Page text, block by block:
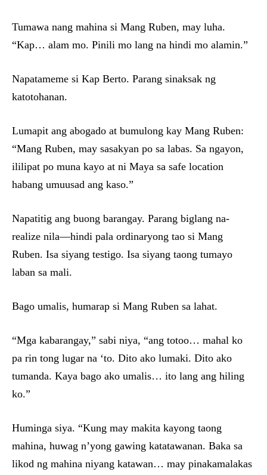
Tumawa nang mahina si Mang Ruben, may luha.
“Kap… alam mo. Pinili mo lang na hindi mo alamin.”
Napatameme si Kap Berto. Parang sinaksak ng
katotohanan.
Lumapit ang abogado at bumulong kay Mang Ruben:
“Mang Ruben, may sasakyan po sa labas. Sa ngayon,
ililipat po muna kayo at ni Maya sa safe location
habang umuusad ang kaso.”
Napatitig ang buong barangay. Parang biglang na-
realize nila—hindi pala ordinaryong tao si Mang
Ruben. Isa siyang testigo. Isa siyang taong tumayo
laban sa mali.
Bago umalis, humarap si Mang Ruben sa lahat.
“Mga kabarangay,” sabi niya, “ang totoo… mahal ko
pa rin tong lugar na ‘to. Dito ako lumaki. Dito ako
tumanda. Kaya bago ako umalis… ito lang ang hiling
ko.”
Huminga siya. “Kung may makita kayong taong
mahina, huwag n’yong gawing katatawanan. Baka sa
likod ng mahina niyang katawan… may pinakamalakas